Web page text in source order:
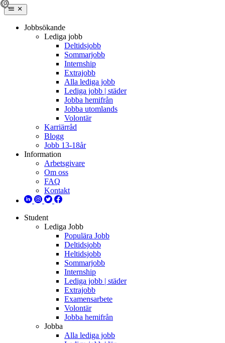
Jobbsökande
Lediga jobb
Deltidsjobb
Sommarjobb
Internship
Extrajobb
Alla lediga jobb
Lediga jobb | städer
Jobba hemifrån
Jobba utomlands
Volontär
Karriärråd
Blogg
Jobb 13-18år
Information
Arbetsgivare
Om oss
FAQ
Kontakt
Student
Lediga Jobb
Populära Jobb
Deltidsjobb
Heltidsjobb
Sommarjobb
Internship
Lediga jobb | städer
Extrajobb
Examensarbete
Volontär
Jobba hemifrån
Jobba
Alla lediga jobb